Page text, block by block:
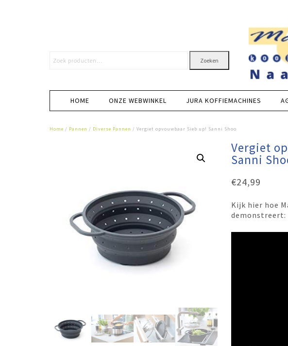
Zoeken
HOME ONZE WEBWINKEL JURA KOFFIEMACHINES
Home / Pannen / Diverse Pannen / Vergiet opvouwbaar Sieb up! Sanni Shoo
Vergiet
Sanni
€24,99
Kijk hier hoe
demonstreert: